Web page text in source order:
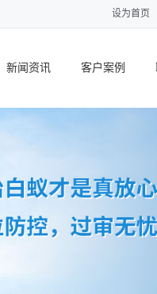
设为首页
新闻资讯 客户案例